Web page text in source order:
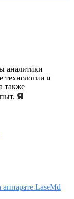
аналитики
технологии и
также
Я
LaseMd